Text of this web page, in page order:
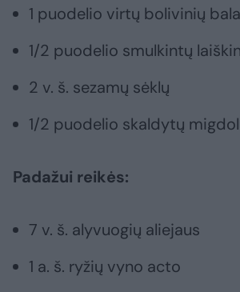
1 puodelio virtų bolivinių
1/2 puodelio smulkintų
2 v. š. sezamų sėklų
1/2 puodelio skaldytų
Padažui reikės:
7 v. š. alyvuogių aliejaus
1 a. š. ryžių vyno acto